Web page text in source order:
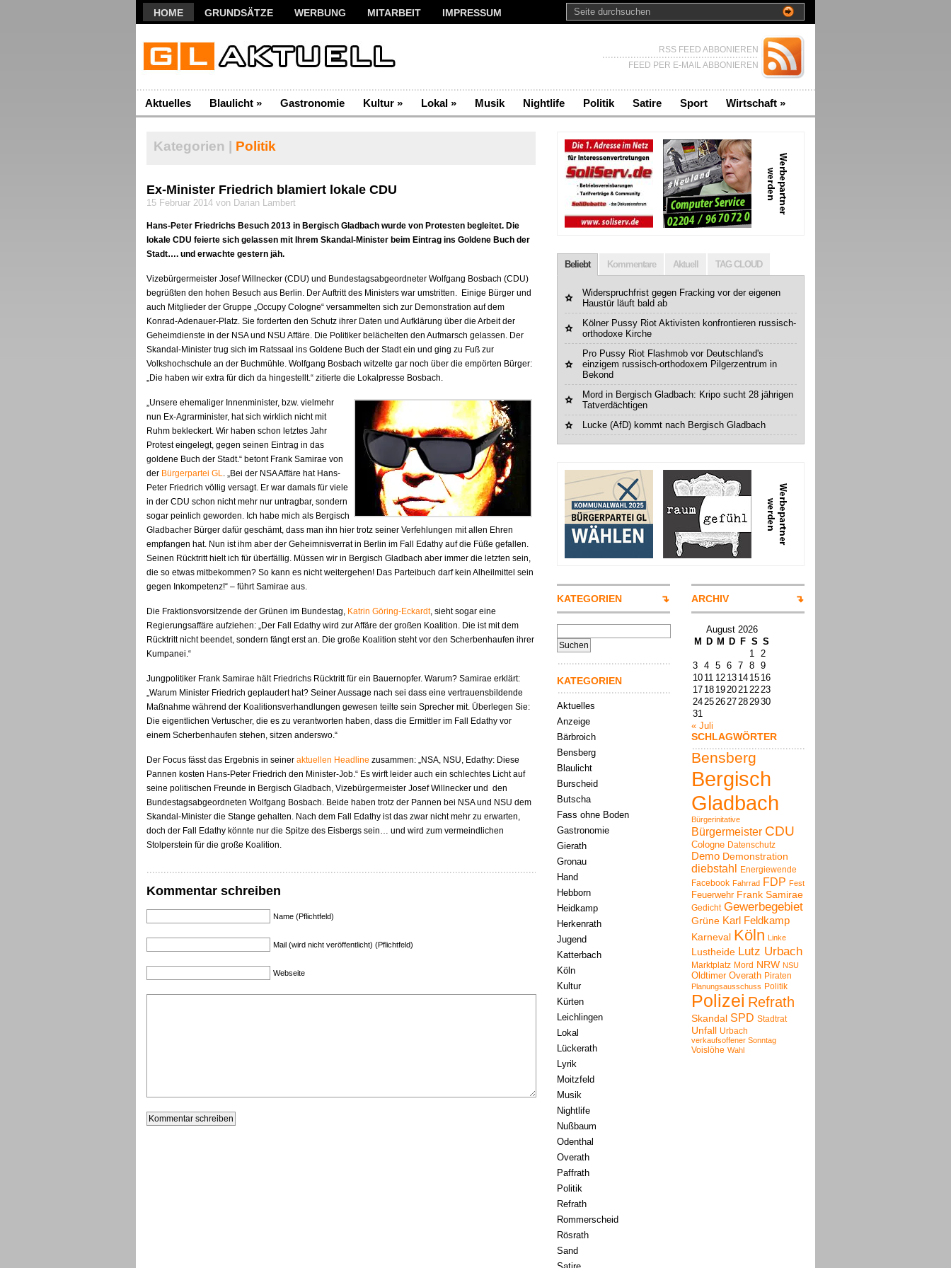
HOME GRUNDSÄTZE WERBUNG MITARBEIT IMPRESSUM
RSS FEED ABBONIEREN
FEED PER E-MAIL ABBONIEREN
Aktuelles Blaulicht » Gastronomie Kultur » Lokal » Musik Nightlife Politik Satire Sport Wirtschaft »
Kategorien | Politik
Ex-Minister Friedrich blamiert lokale CDU
15 Februar 2014 von Darian Lambert
Hans-Peter Friedrichs Besuch 2013 in Bergisch Gladbach wurde von Protesten begleitet. Die
lokale CDU feierte sich gelassen mit Ihrem Skandal-Minister beim Eintrag ins Goldene Buch der
Stadt…. und erwachte gestern jäh.
Vizebürgermeister Josef Willnecker (CDU) und Bundestagsabgeordneter Wolfgang Bosbach (CDU)
begrüßten den hohen Besuch aus Berlin. Der Auftritt des Ministers war umstritten. Einige Bürger und
auch Mitglieder der Gruppe „Occupy Cologne“ versammelten sich zur Demonstration auf dem
Konrad-Adenauer-Platz. Sie forderten den Schutz ihrer Daten und Aufklärung über die Arbeit der
Geheimdienste in der NSA und NSU Affäre. Die Politiker belächelten den Aufmarsch gelassen. Der
Skandal-Minister trug sich im Ratssaal ins Goldene Buch der Stadt ein und ging zu Fuß zur
Volkshochschule an der Buchmühle. Wolfgang Bosbach witzelte gar noch über die empörten Bürger:
„Die haben wir extra für dich da hingestellt.“ zitierte die Lokalpresse Bosbach.
„Unsere ehemaliger Innenminister, bzw. vielmehr
nun Ex-Agrarminister, hat sich wirklich nicht mit
Ruhm bekleckert. Wir haben schon letztes Jahr
Protest eingelegt, gegen seinen Eintrag in das
goldene Buch der Stadt.“ betont Frank Samirae von
der Bürgerpartei GL. „Bei der NSA Affäre hat Hans-
Peter Friedrich völlig versagt. Er war damals für viele
in der CDU schon nicht mehr nur untragbar, sondern
sogar peinlich geworden. Ich habe mich als Bergisch
Gladbacher Bürger dafür geschämt, dass man ihn hier trotz seiner Verfehlungen mit allen Ehren
empfangen hat. Nun ist ihm aber der Geheimnisverrat in Berlin im Fall Edathy auf die Füße gefallen.
Seinen Rücktritt hielt ich für überfällig. Müssen wir in Bergisch Gladbach aber immer die letzten sein,
die so etwas mitbekommen? So kann es nicht weitergehen! Das Parteibuch darf kein Alheilmittel sein
gegen Inkompetenz!“ – führt Samirae aus.
Die Fraktionsvorsitzende der Grünen im Bundestag, Katrin Göring-Eckardt, sieht sogar eine
Regierungsaffäre aufziehen: „Der Fall Edathy wird zur Affäre der großen Koalition. Die ist mit dem
Rücktritt nicht beendet, sondern fängt erst an. Die große Koalition steht vor den Scherbenhaufen ihrer
Kumpanei.“
Jungpolitiker Frank Samirae hält Friedrichs Rücktritt für ein Bauernopfer. Warum? Samirae erklärt:
„Warum Minister Friedrich geplaudert hat? Seiner Aussage nach sei dass eine vertrauensbildende
Maßnahme während der Koalitionsverhandlungen gewesen teilte sein Sprecher mit. Überlegen Sie:
Die eigentlichen Vertuscher, die es zu verantworten haben, dass die Ermittler im Fall Edathy vor
einem Scherbenhaufen stehen, sitzen anderswo.“
Der Focus fässt das Ergebnis in seiner aktuellen Headline zusammen: „NSA, NSU, Edathy: Diese
Pannen kosten Hans-Peter Friedrich den Minister-Job.“ Es wirft leider auch ein schlechtes Licht auf
seine politischen Freunde in Bergisch Gladbach, Vizebürgermeister Josef Willnecker und den
Bundestagsabgeordneten Wolfgang Bosbach. Beide haben trotz der Pannen bei NSA und NSU dem
Skandal-Minister die Stange gehalten. Nach dem Fall Edathy ist das zwar nicht mehr zu erwarten,
doch der Fall Edathy könnte nur die Spitze des Eisbergs sein… und wird zum vermeindlichen
Stolperstein für die große Koalition.
Kommentar schreiben
Name (Pflichtfeld)
Mail (wird nicht veröffentlicht) (Pflichtfeld)
Webseite
Beliebt Kommentare Aktuell TAG CLOUD
Widerspruchfrist gegen Fracking vor der eigenen
Haustür läuft bald ab
Kölner Pussy Riot Aktivisten konfrontieren russisch-
orthodoxe Kirche
Pro Pussy Riot Flashmob vor Deutschland's
einzigem russisch-orthodoxem Pilgerzentrum in
Bekond
Mord in Bergisch Gladbach: Kripo sucht 28 jährigen
Tatverdächtigen
Lucke (AfD) kommt nach Bergisch Gladbach
KATEGORIEN
nach:
KATEGORIEN
Aktuelles
Anzeige
Bärbroich
Bensberg
Blaulicht
Burscheid
Butscha
Fass ohne Boden
Gastronomie
Gierath
Gronau
Hand
Hebborn
Heidkamp
Herkenrath
Jugend
Katterbach
Köln
Kultur
Kürten
Leichlingen
Lokal
Lückerath
Lyrik
Moitzfeld
Musik
Nightlife
Nußbaum
Odenthal
Overath
Paffrath
Politik
Refrath
Rommerscheid
Rösrath
Sand
ARCHIV
August 2026
M
D M D F S S
1 2
3 4 5 6 7 8 9
10 11 12 13 14 15 16
17 18 1920212223
24252627282930
31
« Juli
SCHLAGWÖRTER
Bensberg
Bergisch
Gladbach
Bürgerinitative
Bürgermeister CDU
Cologne Datenschutz
Demo Demonstration
diebstahl Energiewende
Facebook Fahrrad FDP Fest
Feuerwehr Frank Samirae
Gedicht Gewerbegebiet
Grüne Karl Feldkamp
Karneval Köln Linke
Lustheide Lutz Urbach
Marktplatz Mord NRW NSU
Oldtimer Overath Piraten
Planungsausschuss Politik
Polizei Refrath
Skandal SPD Stadtrat
Unfall Urbach
verkaufsoffener Sonntag
Voislöhe Wahl